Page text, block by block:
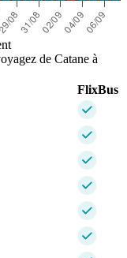
de Catane à
FlixBus